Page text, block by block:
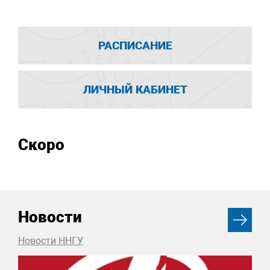
РАСПИСАНИЕ
ЛИЧНЫЙ КАБИНЕТ
Скоро
Новости
Новости ННГУ